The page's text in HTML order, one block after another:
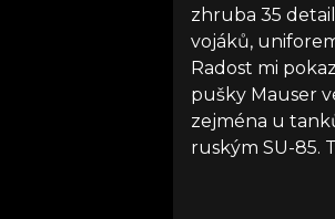
zhruba 35
vojáků,
Radost mi
pušky Mauser
zejména u
ruským SU-85.